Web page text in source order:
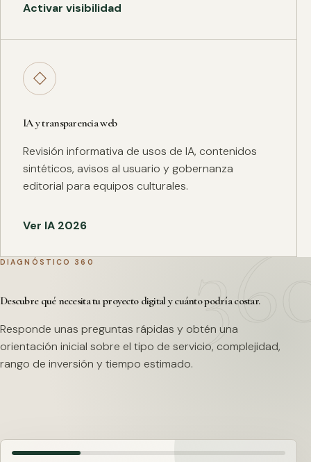
Activar visibilidad
◇
IA y transparencia web
Revisión informativa de usos de IA, contenidos
sintéticos, avisos al usuario y gobernanza
editorial para equipos culturales.
Ver IA 2026
DIAGNÓSTICO 360
Descubre qué necesita tu proyecto digital y cuánto podría costar.
Responde unas preguntas rápidas y obtén una
orientación inicial sobre el tipo de servicio, complejidad,
rango de inversión y tiempo estimado.